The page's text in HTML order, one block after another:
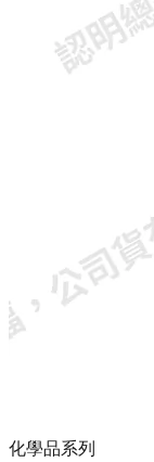
化學品系列